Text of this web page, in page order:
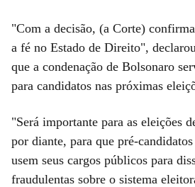
"Com a decisão, (a Corte)
a fé no Estado de Direito",
que a condenação de Bolsonaro
para candidatos nas próximas
"Será importante para as eleições
por diante, para que pré-
usem seus cargos públicos para
fraudulentas sobre o sistema